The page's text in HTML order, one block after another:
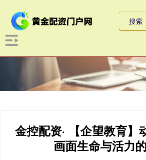
金控配资· 【企望教育】
画面生命与活力